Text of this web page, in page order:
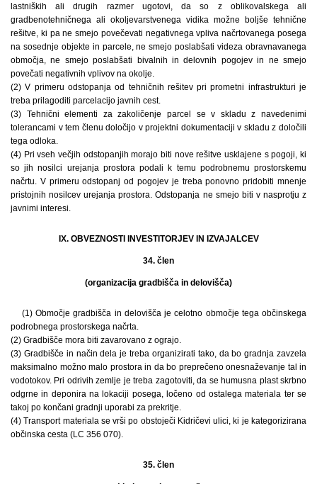
lastniških ali drugih razmer ugotovi, da so z oblikovalskega ali
gradbenotehničnega ali okoljevarstvenega vidika možne boljše tehnične
rešitve, ki pa ne smejo povečevati negativnega vpliva načrtovanega posega
na sosednje objekte in parcele, ne smejo poslabšati videza obravnavanega
območja, ne smejo poslabšati bivalnih in delovnih pogojev in ne smejo
povečati negativnih vplivov na okolje.
(2) V primeru odstopanja od tehničnih rešitev pri prometni infrastrukturi je
treba prilagoditi parcelacijo javnih cest.
(3) Tehnični elementi za zakoličenje parcel se v skladu z navedenimi
tolerancami v tem členu določijo v projektni dokumentaciji v skladu z določili
tega odloka.
(4) Pri vseh večjih odstopanjih morajo biti nove rešitve usklajene s pogoji, ki
so jih nosilci urejanja prostora podali k temu podrobnemu prostorskemu
načrtu. V primeru odstopanj od pogojev je treba ponovno pridobiti mnenje
pristojnih nosilcev urejanja prostora. Odstopanja ne smejo biti v nasprotju z
javnimi interesi.
IX. OBVEZNOSTI INVESTITORJEV IN IZVAJALCEV
34. člen
(organizacija gradbišča in delovišča)
(1) Območje gradbišča in delovišča je celotno območje tega občinskega
podrobnega prostorskega načrta.
(2) Gradbišče mora biti zavarovano z ograjo.
(3) Gradbišče in način dela je treba organizirati tako, da bo gradnja zavzela
maksimalno možno malo prostora in da bo preprečeno onesnaževanje tal in
vodotokov. Pri odrivih zemlje je treba zagotoviti, da se humusna plast skrbno
odgrne in deponira na lokaciji posega, ločeno od ostalega materiala ter se
takoj po končani gradnji uporabi za prekritje.
(4) Transport materiala se vrši po obstoječi Kidričevi ulici, ki je kategorizirana
občinska cesta (LC 356 070).
35. člen